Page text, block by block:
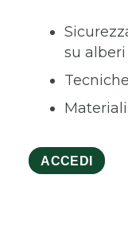
su alberi
ACCEDI